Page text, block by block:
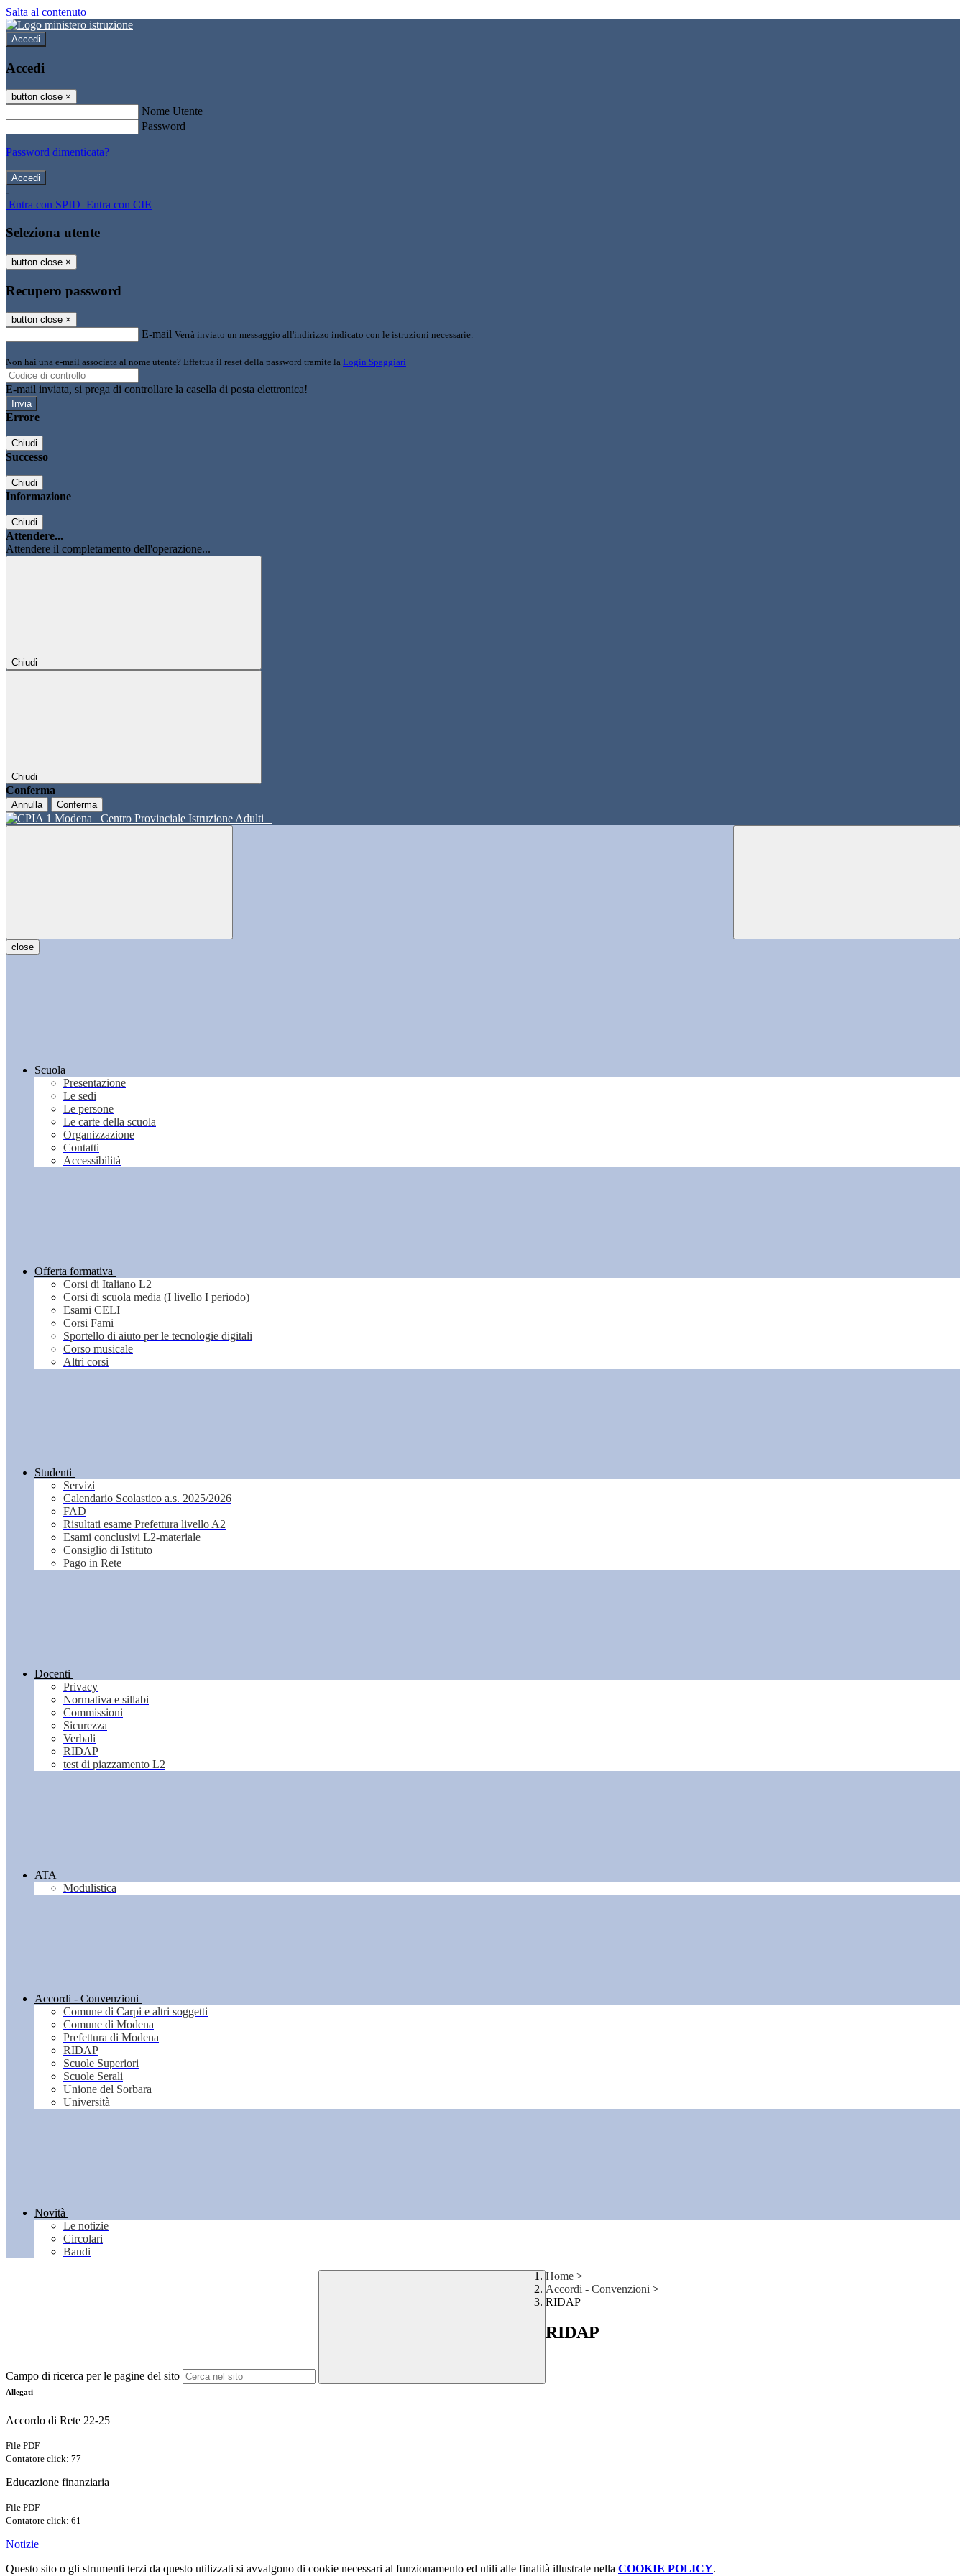
Salta al contenuto
Accedi
Accedi
button close ×
Nome Utente
Password
Password dimenticata?
-
Entra con SPID Entra con CIE
Seleziona utente
button close ×
Recupero password
button close ×
E-mail Verrà inviato un messaggio all'indirizzo indicato con le istruzioni necessarie.
Non hai una e-mail associata al nome utente? Effettua il reset della password tramite la Login Spaggiari
E-mail inviata, si prega di controllare la casella di posta elettronica!
Errore
Chiudi
Successo
Chiudi
Informazione
Chiudi
Attendere...
Attendere il completamento dell'operazione...
Chiudi
Chiudi
Conferma
Annulla Conferma
Centro Provinciale Istruzione Adulti
close
Scuola
Presentazione
Le sedi
Le persone
Le carte della scuola
Organizzazione
Contatti
Accessibilità
Offerta formativa
Corsi di Italiano L2
Corsi di scuola media (I livello I periodo)
Esami CELI
Corsi Fami
Sportello di aiuto per le tecnologie digitali
Corso musicale
Altri corsi
Studenti
Servizi
Calendario Scolastico a.s. 2025/2026
FAD
Risultati esame Prefettura livello A2
Esami conclusivi L2-materiale
Consiglio di Istituto
Pago in Rete
Docenti
Privacy
Normativa e sillabi
Commissioni
Sicurezza
Verbali
RIDAP
test di piazzamento L2
ATA
Modulistica
Accordi - Convenzioni
Comune di Carpi e altri soggetti
Comune di Modena
Prefettura di Modena
RIDAP
Scuole Superiori
Scuole Serali
Unione del Sorbara
Università
Novità
Le notizie
Circolari
Bandi
Campo di ricerca per le pagine del sito
Home >
Accordi - Convenzioni >
RIDAP
RIDAP
Allegati
Accordo di Rete 22-25
File PDF
Contatore click: 77
Educazione finanziaria
File PDF
Contatore click: 61
Notizie
Questo sito o gli strumenti terzi da questo utilizzati si avvalgono di cookie necessari al funzionamento ed utili alle finalità illustrate nella COOKIE POLICY.